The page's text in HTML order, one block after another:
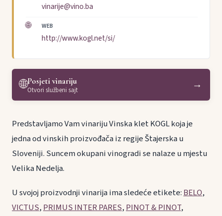
vinarije@vino.ba
🌐 WEB
http://www.kogl.net/si/
🌐Posjeti vinariju
Otvori službeni sajt →
Predstavljamo Vam vinariju Vinska klet KOGL koja je
jedna od vinskih proizvođača iz regije Štajerska u
Sloveniji. Suncem okupani vinogradi se nalaze u mjestu
Velika Nedelja.
U svojoj proizvodnji vinarija ima sledeće etikete:BELO,
VICTUS,PRIMUS INTER PARES,PINOT & PINOT,